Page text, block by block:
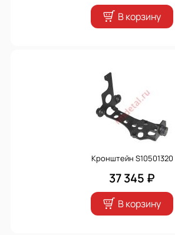
В корзину
Кронштейн S10501320
37 345 ₽
В корзину